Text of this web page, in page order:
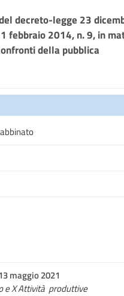
decreto-legge 23
febbraio 2014, n. 9, in
della pubblica
maggio 2021
e X Attività produttive